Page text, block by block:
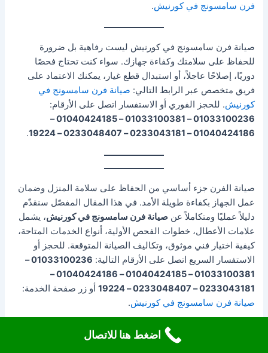
فرن سامسونج في كورنيش.
صيانة فرن سامسونج في كورنيش ليست رفاهية بل ضرورة
للحفاظ على سلامتك وكفاءة جهازك. سواء كنت تحتاج فحصًا
دوريًا، إصلاحًا عاجلاً، أو استبدال قطع غيار، يمكنك الاعتماد على
فريق متخصص عبر الرابط التالي: صيانة فرن سامسونج في
كورنيش. للحجز الفوري أو الاستفسار اتصل على الأرقام:
01033100236 – 01033100381 – 01040424185 –
01040424186 – 0233043181 – 0233048407 – 19224
.
صيانة الفرن جزء أساسي من الحفاظ على سلامة المنزل وضمان
عمل الجهاز بكفاءة طويلة الأمد. في هذا المقال المفصّل سنقدّم
دليلاً عمليًا ومتكاملاً عنصيانة فرن سامسونج في كورنيش، يشمل
علامات الأعطال، خطوات الفحص الأولية، أنواع الخدمات المتاحة،
كيفية اختيار فني موثوق، وتكاليف الصيانة المتوقعة. للحجز أو
الاستفسار السريع اتصل على الأرقام التالية:
01033100236 –
01033100381 – 01040424185 – 01040424186 –
0233043181 – 0233048407 – 19224
أو زر صفحة الخدمة:
صيانة فرن سامسونج في كورنيش.
اضغط هنا للاتصال